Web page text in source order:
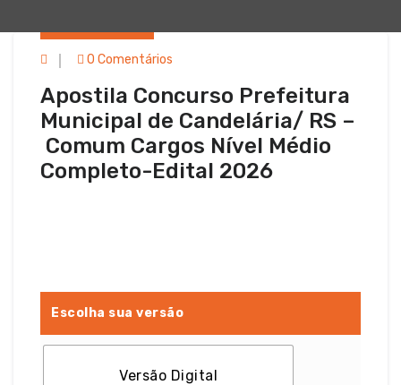
0 Comentários
Apostila Concurso Prefeitura
Municipal de Candelária/ RS –
Comum Cargos Nível Médio
Completo-Edital 2026
Escolha sua versão
Versão Digital